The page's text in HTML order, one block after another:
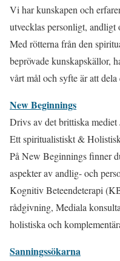
Vi har kunskapen och
utvecklas personligt, andligt
Med rötterna från den
beprövade kunskapskällor,
vårt mål och syfte är att
New Beginnings
Drivs av det brittiska mediet
Ett spiritualistiskt &
På New Beginnings finner
aspekter av andlig- och
Kognitiv Beteendeterapi
rådgivning, Mediala
holistiska och
Sanningssökarna